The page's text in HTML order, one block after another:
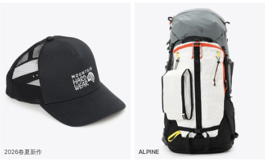
2026春夏新作 ALPINE